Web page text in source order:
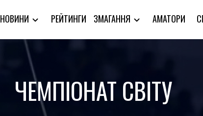
НОВИНИ РЕЙТИНГИ ЗМАГАННЯ АМАТОРИ
ЧЕМПІОНАТ СВІТУ